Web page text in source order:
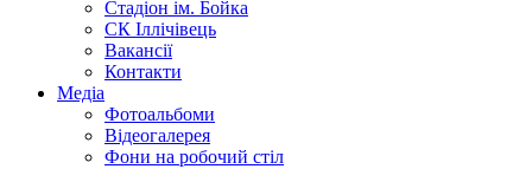
Стадіон ім. Бойка
СК Іллічівець
Вакансії
Контакти
Медіа
Фотоальбоми
Відеогалерея
Фони на робочий стіл